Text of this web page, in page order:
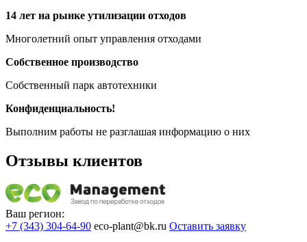
14 лет на рынке утилизации отходов
Многолетний опыт управления отходами
Собственное производство
Собственный парк автотехники
Конфиденциальность!
Выполним работы не разглашая информацию о них
Отзывы клиентов
Ваш регион:
+7 (343) 304-64-90 eco-plant@bk.ru Оставить заявку